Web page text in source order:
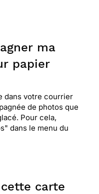
ma
papier
dans votre courrier
de photos que
Pour cela,
dans le menu du
carte